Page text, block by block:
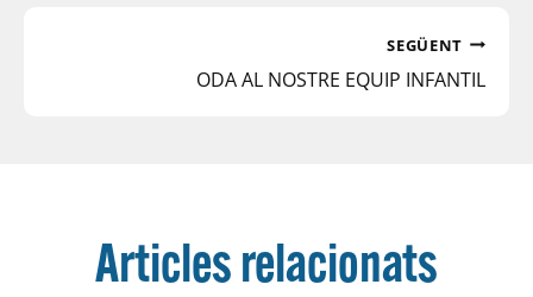
SEGÜENT
ODA AL NOSTRE EQUIP INFANTIL
Articles relacionats